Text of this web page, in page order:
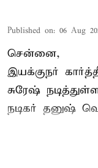
Published on: 06 Aug
சென்னை,
இயக்குநர்
சுரேஷ்
நடிகர் தனுஷ்